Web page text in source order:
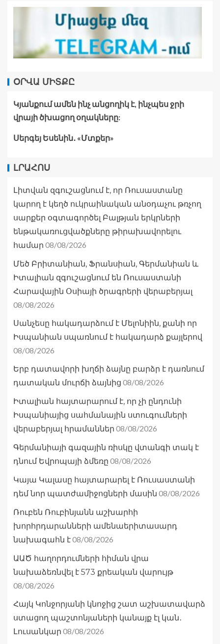
ՕՐՎԱ ՄԻՏՔԸ
Կյանքում ամեն ինչ անցողիկ է, ինչպես ջրի
վրայի ծխացող օղակները:
Սերգեյ Եսենին․ «Մտքեր»
ԼՐԱՀՈՍ
Լիտվան զգուշացնում է, որ Ռուսաստանը
կարող է կեղծ ուկրաինական անօդաչու թռչող
սարքեր օգտագործել Բալթյան երկրների
ենթակառուցվածքները թիրախավորելու
համար 08/08/2026
Մեծ Բրիտանիան, Ֆրանսիան, Գերմանիան և
Իտալիան զգուշացնում են Ռուսաստանի
Հարավային Օսիայի ծրագրերի վերաբերյալ
08/08/2026
Սանչեսը հակադարձում է Մելոնիին, քանի որ
Իսպանիան սպառնում է հակադարձ քայլերով
08/08/2026
Երբ դատավորի խղճի ձայնը բարձր է դառնում
դատական մուրճի ձայնից 08/08/2026
Իտալիան հայտարարում է, որ չի ընդունի
Իսպանիայից սահմանային ստուգումների
վերաբերյալ հրամաններ 08/08/2026
Գերմանիայի գազային ռիսկը վտանգի տակ է
դնում Եվրոպայի ձմեռը 08/08/2026
Կայա Կալասը հայտարարել է Ռուսաստանի
դեմ նոր պատժամիջոցների մասին 08/08/2026
Ռուբեն Ռուբինյանն աշխարհի
խորհրդարանների ամենաերիտասարդ
նախագահն է08/08/2026
ԱԱԾ հաղորդումների հիման վրա
նախաձեռնվել է 573 քրեական վարույթ
08/08/2026
Հայկ Կոնջորյանի կնոջից շատ աշխատավարձ
ստացող պաշտոնյաների կանայք էլ կան․
Լուսանկար 08/08/2026